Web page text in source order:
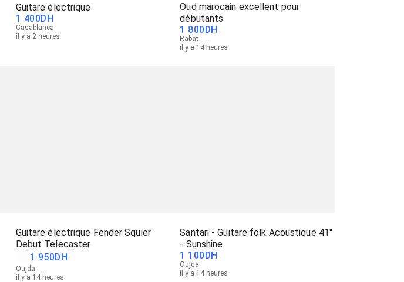
Guitare électrique
1 400DH
Casablanca
il y a 2 heures
Oud marocain excellent pour
débutants
1 800DH
Rabat
il y a 14 heures
Guitare électrique Fender Squier
Debut Telecaster
1 950DH
Oujda
il y a 14 heures
Santari - Guitare folk Acoustique 41''
- Sunshine
1 100DH
Oujda
il y a 14 heures